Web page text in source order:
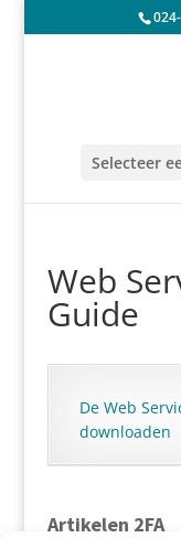
Selecteer
Web
Guide
De Web
downloaden
Artikelen 2FA